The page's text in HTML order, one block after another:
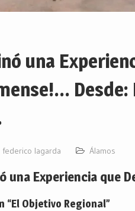
una
Desde:
federico lagarda Álamos
una Experiencia que
“El Objetivo Regional”